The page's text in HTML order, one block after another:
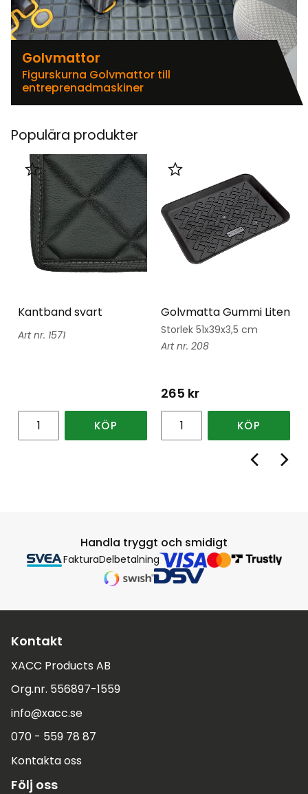
Golvmattor
Figurskurna Golvmattor till
entreprenadmaskiner
Populära produkter
Kantband svart
1571
Lägg till i favoriter
KÖP
Golvmatta Gummi Liten
Storlek 51x39x3,5 cm
208
265 kr
Lägg till i favoriter
KÖP
Handla tryggt och smidigt
FakturaDelbetalning
Kontakt
XACC Products AB
Org.nr. 556897-1559
info@xacc.se
070 - 559 78 87
Kontakta oss
Följ oss